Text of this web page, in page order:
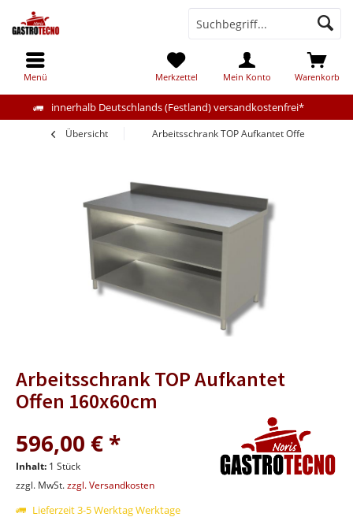
innerhalb Deutschlands (Festland) versandkostenfrei*
Warenkorb
Merkzettel Mein Konto
Menü
Übersicht Arbeitsschrank TOP Aufkantet Offen
Arbeitsschrank TOP Aufkantet
Offen 160x60cm
596,00 € *
Inhalt: 1 Stück
zzgl. MwSt.zzgl. Versandkosten
Lieferzeit 3-5 Werktag Werktage